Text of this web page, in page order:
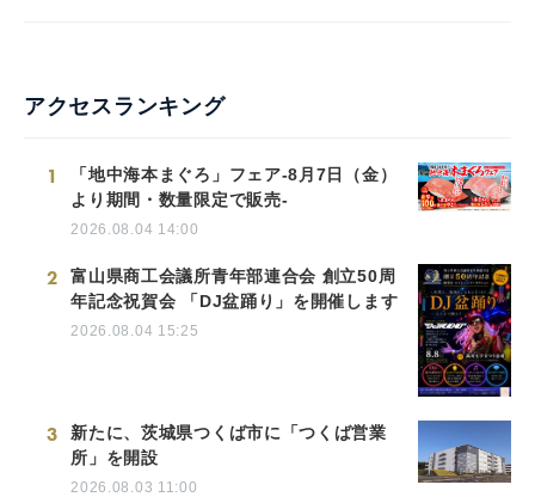
アクセスランキング
1
「地中海本まぐろ」フェア-8月7日（金）
より期間・数量限定で販売-
2026.08.04 14:00
2
富山県商工会議所青年部連合会 創立50周
年記念祝賀会 「DJ盆踊り」を開催します
2026.08.04 15:25
3
新たに、茨城県つくば市に「つくば営業
所」を開設
2026.08.03 11:00